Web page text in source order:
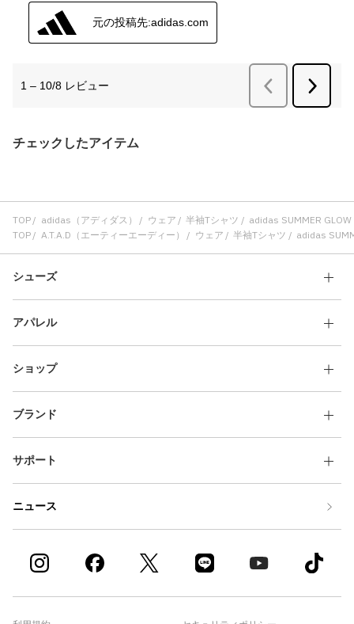
チェックしたアイテム
TOP adidas（アディダス） ウェア 半袖Tシャツ
adidas SUMMER
TOP
A.T.A.D（エーティーエーディー） ウェア 半袖Tシャツ adidas
シューズ
アパレル
ショップ
ブランド
サポート
ニュース